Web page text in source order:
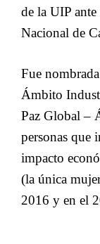
de la UIP
Nacional de
Fue
Ámbito
Paz Global –
personas que
impacto
(la única
2016 y en el